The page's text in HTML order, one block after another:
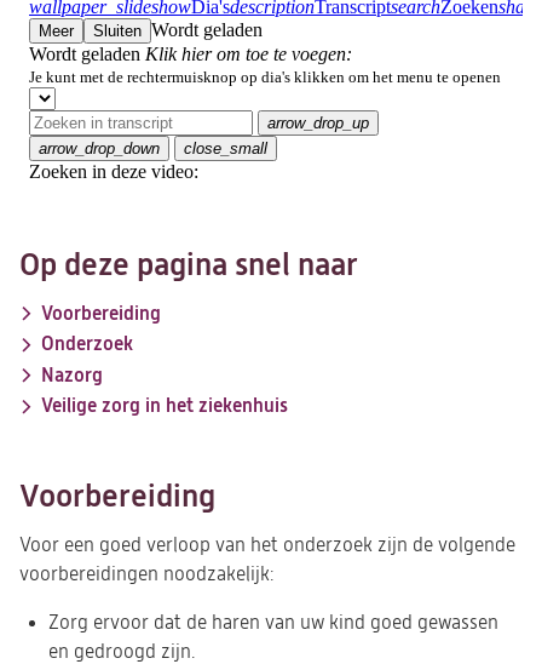
Op deze pagina snel naar
Voorbereiding
Onderzoek
Nazorg
Veilige zorg in het ziekenhuis
Voorbereiding
Voor een goed verloop van het onderzoek zijn de volgende
voorbereidingen noodzakelijk:
Zorg ervoor dat de haren van uw kind goed gewassen
en gedroogd zijn.